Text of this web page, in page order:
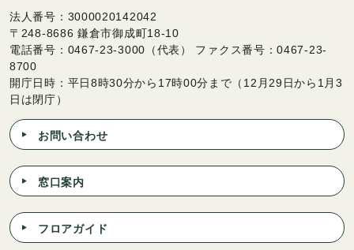
法人番号：3000020142042
〒248-8686 鎌倉市御成町18-10
電話番号：0467-23-3000（代表） ファクス番号：0467-23-
8700
開庁日時：平日8時30分から17時00分まで（12月29日から1月3
日は閉庁）
お問い合わせ
窓口案内
フロアガイド